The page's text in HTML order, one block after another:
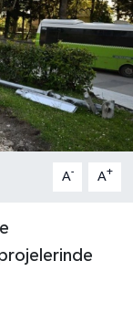
A- A+